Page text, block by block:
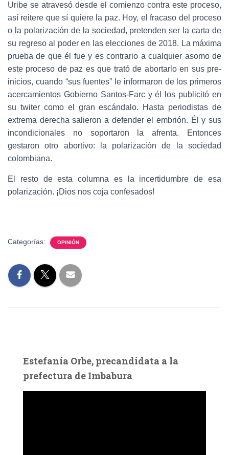
Uribe se atravesó desde el comienzo contra este proceso,
así reitere que sí quiere la paz. Hoy, el fracaso del proceso
o la polarización de la sociedad, pretenden ser la carta de
su regreso al poder en las elecciones de 2018. La máxima
prueba de que él fue y es contrario a cualquier asomo de
este proceso de paz es que trató de abortarlo en sus pre-
inicios, cuando “sus fuentes” le informaron de los primeros
acercamientos Gobierno Santos-Farc y él los publicitó en
su twiter como el gran escándalo. Hasta periodistas de
extrema derecha salieron a defender el embrión. Él y sus
incondicionales no soportaron la afrenta. Entonces
gestaron otro abortivo: la polarización de la sociedad
colombiana.
El resto de esta columna es la incertidumbre de esa
polarización. ¡Dios nos coja confesados!
Categorías: OPINIÓN
Estefanía Orbe, precandidata a la
prefectura de Imbabura